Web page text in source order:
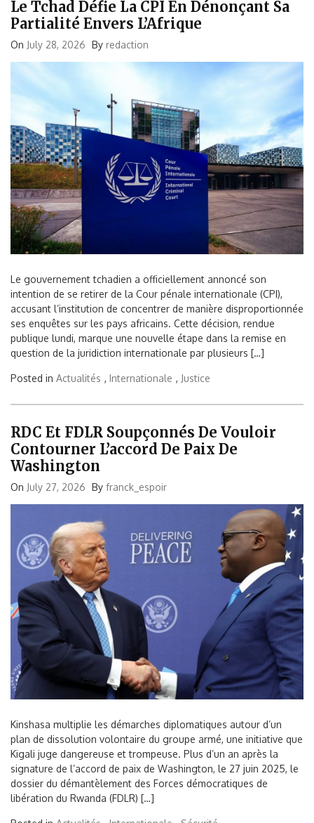
Le Tchad Défie La CPI En Dénonçant Sa
Partialité Envers L’Afrique
On July 28, 2026 By redaction
Le gouvernement tchadien a officiellement annoncé son
intention de se retirer de la Cour pénale internationale (CPI),
accusant l’institution de concentrer de manière disproportionnée
ses enquêtes sur les pays africains. Cette décision, rendue
publique lundi, marque une nouvelle étape dans la remise en
question de la juridiction internationale par plusieurs […]
Posted in Actualités , Internationale , Justice
RDC Et FDLR Soupçonnés De Vouloir
Contourner L’accord De Paix De
Washington
On July 27, 2026 By franck_espoir
Kinshasa multiplie les démarches diplomatiques autour d’un
plan de dissolution volontaire du groupe armé, une initiative que
Kigali juge dangereuse et trompeuse. Plus d’un an après la
signature de l’accord de paix de Washington, le 27 juin 2025, le
dossier du démantèlement des Forces démocratiques de
libération du Rwanda (FDLR) […]